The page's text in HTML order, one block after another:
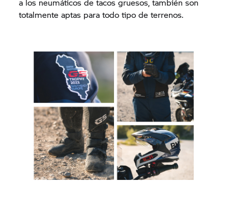
totalmente aptas para todo tipo de terrenos.